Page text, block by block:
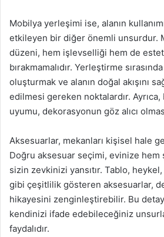
Mobilya yerleşimi ise, alanın
etkileyen bir diğer önemli unsurdur.
düzeni, hem işlevselliği hem de
bırakmamalıdır. Yerleştirme
oluşturmak ve alanın doğal akışını
edilmesi gereken noktalardır.
uyumu, dekorasyonun göz alıcı
Aksesuarlar, mekanları kişisel hale
Doğru aksesuar seçimi, evinize hem
sizin zevkinizi yansıtır. Tablo,
gibi çeşitlilik gösteren aksesuarlar,
hikayesini zenginleştirebilir. Bu
kendinizi ifade edebileceğiniz
faydalıdır.